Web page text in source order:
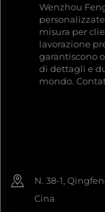
Wenzhou
misura per
lavorazione
garantiscono
di dettagli e
mondo.
N. 38-1,
Cina